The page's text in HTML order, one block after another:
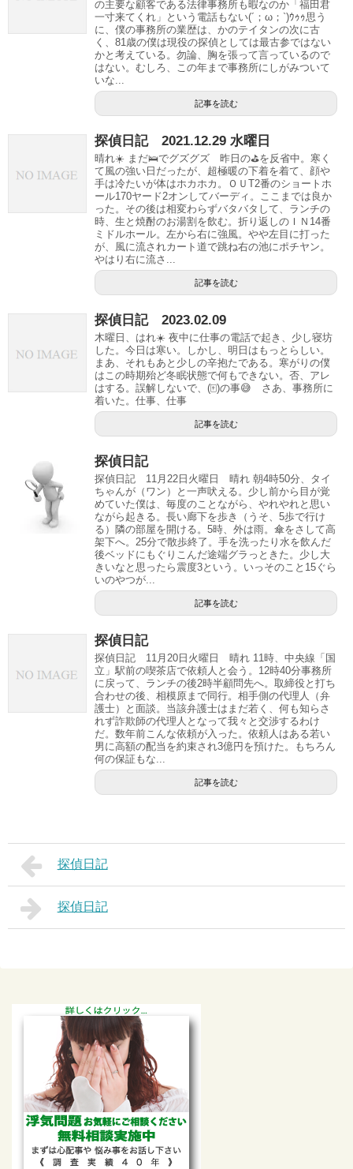
の主要な顧客である法律事務所も暇なのか「福田君
一寸来てくれ」という電話もない(´；ω；`)ｳｩｩ思う
に、僕の事務所の業歴は、かのテイタンの次に古
く、81歳の僕は現役の探偵としては最古参ではない
かと考えている。勿論、胸を張って言っているので
はない。むしろ、この年まで事務所にしがみついて
いな...
記事を読む
探偵日記 2021.12.29 水曜日
晴れ☀️ まだ🛌でグズグズ 昨日の⛳️を反省中。寒く
て風の強い日だったが、超極暖の下着を着て、顔や
手は冷たいが体はホカホカ。ＯＵT2番のショートホ
ール170ヤード2オンしてバーディ。ここまでは良か
った。その後は相変わらずバタバタして、ランチの
時、生と焼酎のお湯割を飲む。折り返しのＩＮ14番
ミドルホール。左から右に強風。やや左目に打った
が、風に流されカート道で跳ね右の池にポチヤン。
やはり右に流さ...
記事を読む
探偵日記 2023.02.09
木曜日、はれ☀️ 夜中に仕事の電話で起き、少し寝坊
した。今日は寒い。しかし、明日はもっとらしい。
まあ、それもあと少しの辛抱たである。寒がりの僕
はこの時期殆ど冬眠状態で何もできない。否、アレ
はする。誤解しないで、(🀄️)の事😅 さあ、事務所に
着いた。仕事、仕事
記事を読む
探偵日記
探偵日記 11月22日火曜日 晴れ 朝4時50分、タイ
ちゃんが（ワン）と一声吠える。少し前から目が覚
めていた僕は、毎度のことながら、やれやれと思い
ながら起きる。長い廊下を歩き（うそ、5歩で行け
る）隣の部屋を開ける。5時、外は雨。傘をさして高
架下へ。25分で散歩終了。手を洗ったり水を飲んだ
後ベッドにもぐりこんだ途端グラっときた。少し大
きいなと思ったら震度3という。いっそのこと15ぐら
いのやつが...
記事を読む
探偵日記
探偵日記 11月20日火曜日 晴れ 11時、中央線「国
立」駅前の喫茶店で依頼人と会う。12時40分事務所
に戻って、ランチの後2時半顧問先へ。取締役と打ち
合わせの後、相模原まで同行。相手側の代理人（弁
護士）と面談。当該弁護士はまだ若く、何も知らさ
れず詐欺師の代理人となって我々と交渉するわけ
だ。数年前こんな依頼が入った。依頼人はある若い
男に高額の配当を約束され3億円を預けた。もちろん
何の保証もな...
記事を読む
探偵日記
探偵日記